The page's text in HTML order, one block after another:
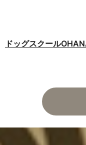
ドッグスクール